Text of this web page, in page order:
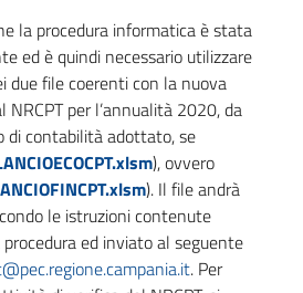
la procedura informatica è stata
ed è quindi necessario utilizzare
due file coerenti con la nuova
NRCPT per l’annualità 2020, da
di contabilità adottato, se
), ovvero
). Il file andrà
le istruzioni contenute
ed inviato al seguente
. Per